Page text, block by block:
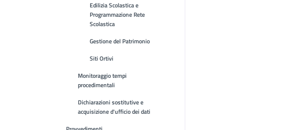
Edilizia Scolastica e
Programmazione Rete
Scolastica
Gestione del Patrimonio
Siti Ortivi
Monitoraggio tempi
procedimentali
Dichiarazioni sostitutive e
acquisizione d'ufficio dei dati